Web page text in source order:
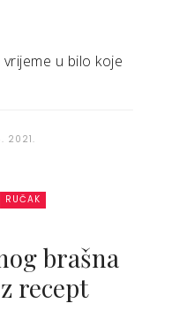
u bilo koje
2021.
RUČAK
brašna
recept